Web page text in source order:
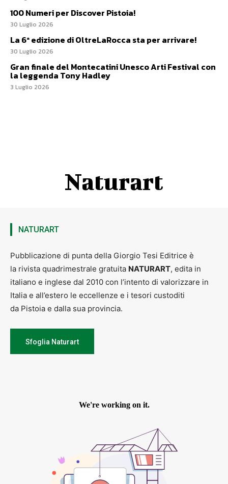
100 Numeri per Discover Pistoia!
30 Luglio 2026
La 6ª edizione di OltreLaRocca sta per arrivare!
30 Luglio 2026
Gran finale del Montecatini Unesco Arti Festival con
la leggenda Tony Hadley
3 Luglio 2026
Naturart
NATURART
Pubblicazione di punta della Giorgio Tesi Editrice è
la rivista quadrimestrale gratuita NATURART, edita in
italiano e inglese dal 2010 con l’intento di valorizzare in
Italia e all’estero le eccellenze e i tesori custoditi
da Pistoia e dalla sua provincia.
Sfoglia Naturart